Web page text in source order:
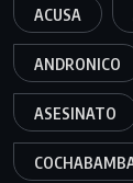
ACUSA
ANDRONICO
ASESINATO